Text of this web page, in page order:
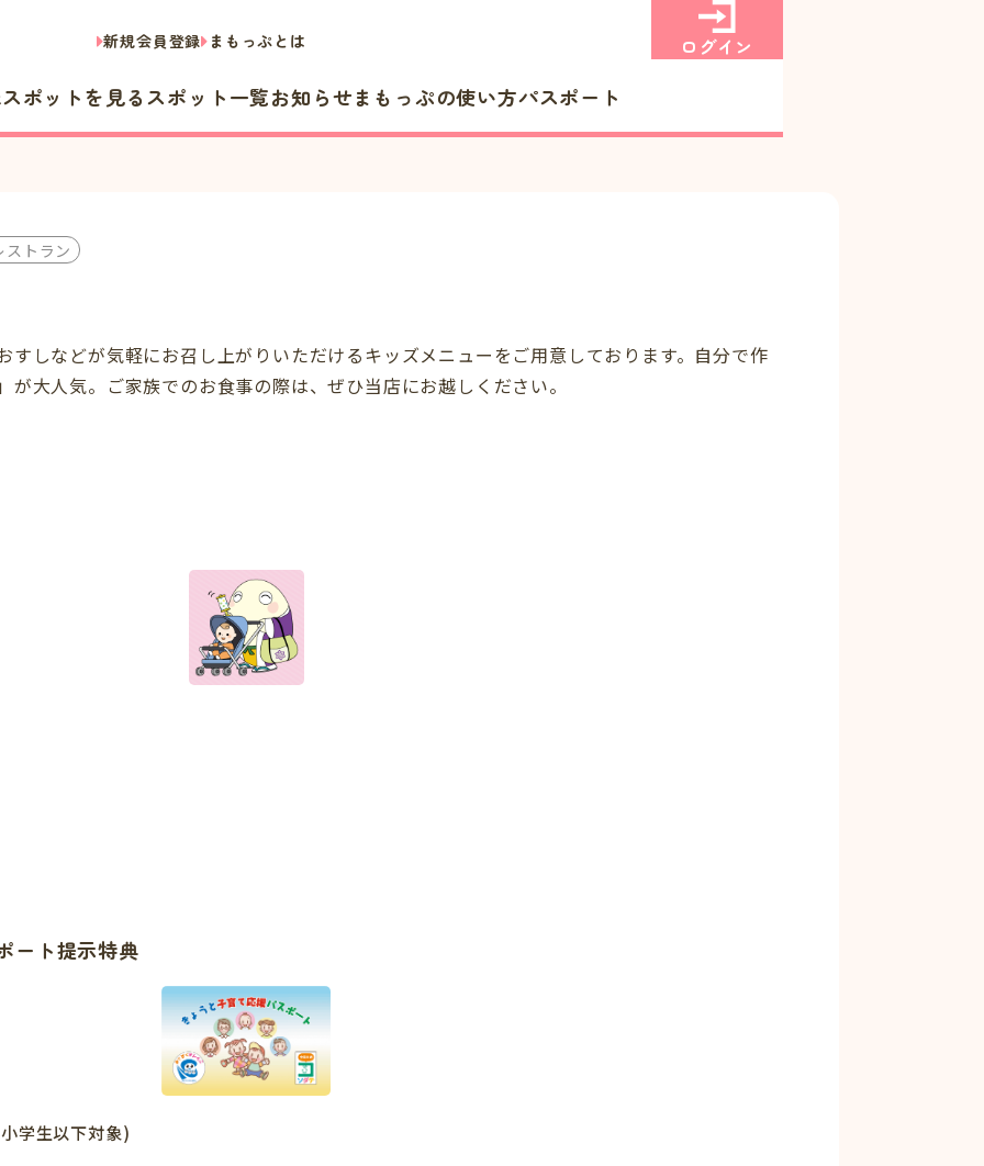
新規会員登録 まもっぷとは ログイン
ポットを見るスポット一覧お知らせまもっぷの使い方パスポート
ストラン
すしなどが気軽にお召し上がりいただけるキッズメニューをご用意しております。自分で作
大人気。ご家族でのお食事の際は、ぜひ当店にお越しください。
ート提示特典
学生以下対象)